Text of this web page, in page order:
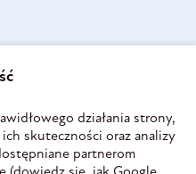
działania strony,
skuteczności oraz analizy
partnerom